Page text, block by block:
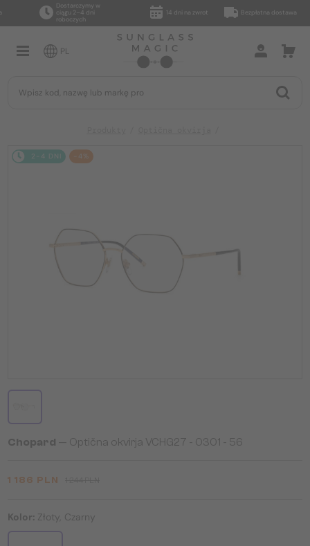
Dostarczymy w
ciągu 2–4 dni
roboczych
14 dni na zwrot Bezpłatna dostawa
PL
2-4 DNI -4%
Chopard — Optična okvirja VCHG27 - 0301 - 56
1 186 PLN
Kolor: Złoty, Czarny